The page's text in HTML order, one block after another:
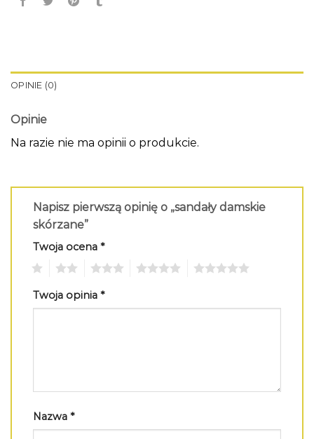
OPINIE (0)
Opinie
Na razie nie ma opinii o produkcie.
Napisz pierwszą opinię o „sandały damskie
skórzane”
Twoja ocena *
Twoja opinia *
Nazwa *